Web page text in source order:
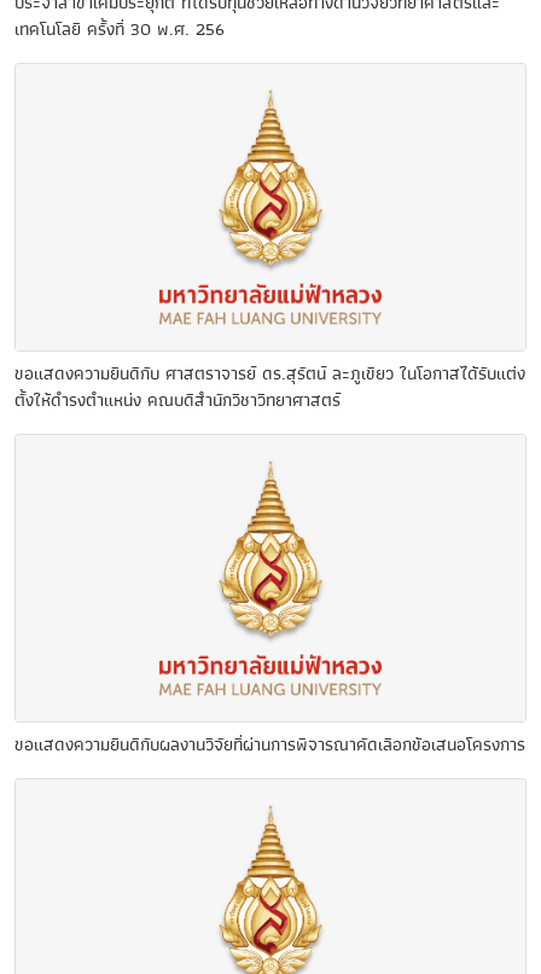
เทคโนโลยี ครั้งที่ 30 พ.ศ. 256
ขอแสดงความยินดีกับ ศาสตราจารย์ ดร.สุรัตน์ ละภูเขียว ในโอกาสได้รับแต่ง
ตั้งให้ดำรงตำแหน่ง คณบดีสำนักวิชาวิทยาศาสตร์
ขอแสดงความยินดีกับผลงานวิจัยที่ผ่านการพิจารณาคัดเลือกข้อเสนอโครงการ